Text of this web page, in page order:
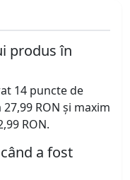
produs în
14 puncte de
RON și maxim
RON.
a fost